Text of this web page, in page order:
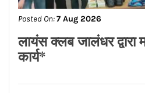
Posted On:7 Aug 2026
लायंस क्लब जालंधर द्वारा
कार्य*